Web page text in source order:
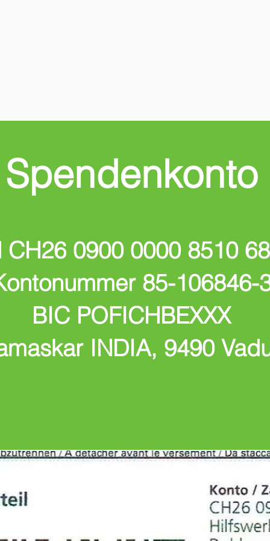
Spendenkonto
CH26 0900 0000 8510
85-106846-
BIC POFICHBEXXX
INDIA, 9490